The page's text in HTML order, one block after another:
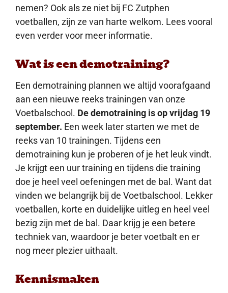
nemen? Ook als ze niet bij FC Zutphen
voetballen, zijn ze van harte welkom. Lees vooral
even verder voor meer informatie.
Wat is een demotraining?
Een demotraining plannen we altijd voorafgaand
aan een nieuwe reeks trainingen van onze
Voetbalschool. De demotraining is op vrijdag 19
september. Een week later starten we met de
reeks van 10 trainingen. Tijdens een
demotraining kun je proberen of je het leuk vindt.
Je krijgt een uur training en tijdens die training
doe je heel veel oefeningen met de bal. Want dat
vinden we belangrijk bij de Voetbalschool. Lekker
voetballen, korte en duidelijke uitleg en heel veel
bezig zijn met de bal. Daar krijg je een betere
techniek van, waardoor je beter voetbalt en er
nog meer plezier uithaalt.
Kennismaken